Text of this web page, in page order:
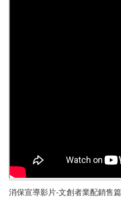
消保宣導影片-文創者業配銷售篇